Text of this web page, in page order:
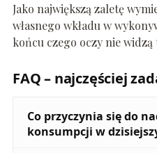
Jako największą zaletę
własnego wkładu w
końcu czego oczy nie
FAQ – najczęściej
Co przyczynia się do
konsumpcji w